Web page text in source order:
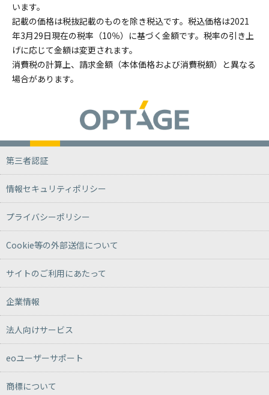
います。
記載の価格は税抜記載のものを除き税込です。税込価格は2021
年3月29日現在の税率（10％）に基づく金額です。税率の引き上
げに応じて金額は変更されます。
消費税の計算上、請求金額（本体価格および消費税額）と異なる
場合があります。
第三者認証
情報セキュリティポリシー
プライバシーポリシー
Cookie等の外部送信について
サイトのご利用にあたって
企業情報
法人向けサービス
eoユーザーサポート
商標について